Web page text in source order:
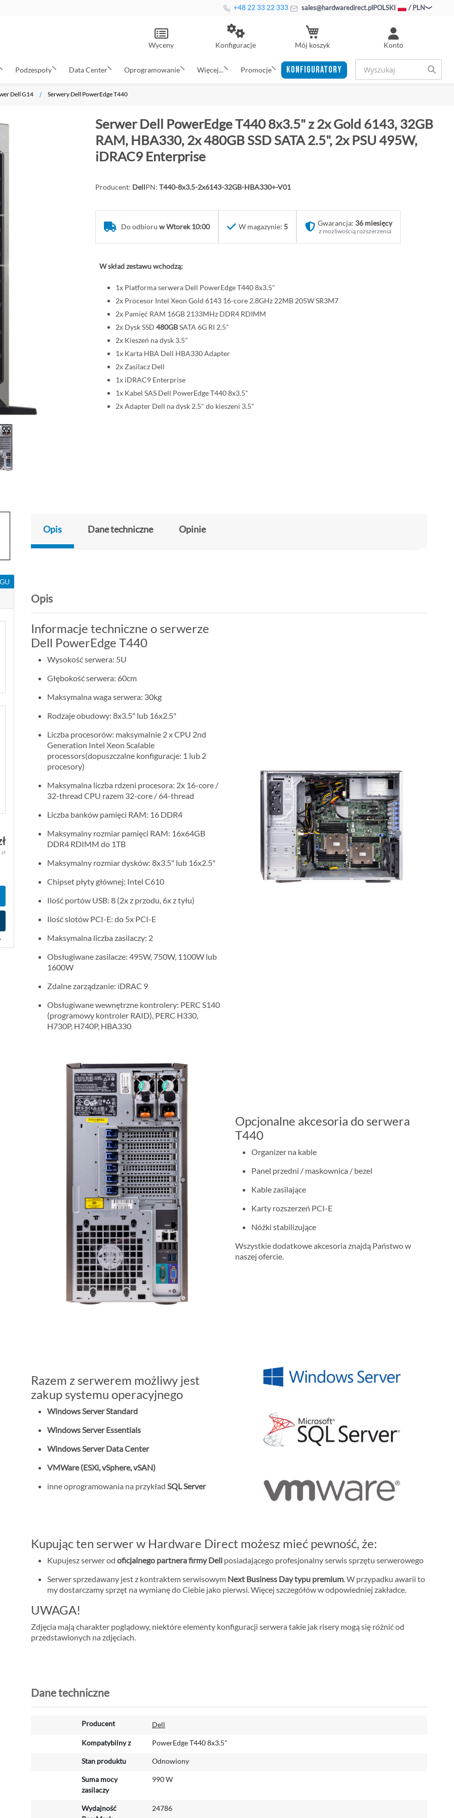
+48 22 33 22 333 sales@hardwaredirect.plPOLSKI / PLN
Konto
Konfiguracje Mój koszyk
Wyceny
Podzespoły Data Center Oprogramowanie Więcej... Promocje KONFIGURATORY
Dell G14 Serwery Dell PowerEdge T440
Serwer Dell PowerEdge T440 8x3.5" z 2x Gold 6143, 32GB
RAM, HBA330, 2x 480GB SSD SATA 2.5", 2x PSU 495W,
iDRAC9 Enterprise
Producent: DellPN: T440-8x3.5-2x6143-32GB-HBA330+-V01
Do odbioru w Wtorek 10:00 W magazynie: 5 Gwarancja: 36 miesięcy
z możliwością rozszerzenia
W skład zestawu wchodzą:
1x Platforma serwera Dell PowerEdge T440 8x3.5"
2x Procesor Intel Xeon Gold 6143 16-core 2.8GHz 22MB 205W SR3M7
2x Pamięć RAM 16GB 2133MHz DDR4 RDIMM
2x Dysk SSD 480GBSATA 6G RI 2.5"
2x Kieszeń na dysk 3.5"
1x Karta HBA Dell HBA330 Adapter
2x Zasilacz Dell
1x iDRAC9 Enterprise
1x Kabel SAS Dell PowerEdge T440 8x3.5"
2x Adapter Dell na dysk 2.5" do kieszeni 3.5"
Opis Dane techniczne Opinie
Opis
Informacje techniczne o serwerze
Dell PowerEdge T440
Wysokość serwera: 5U
Głębokość serwera: 60cm
Maksymalna waga serwera: 30kg
Rodzaje obudowy: 8x3.5" lub 16x2.5"
Liczba procesorów: maksymalnie 2 x CPU 2nd
Generation Intel Xeon Scalable
processors(dopuszczalne konfiguracje: 1 lub 2
procesory)
Maksymalna liczba rdzeni procesora: 2x 16-core /
32-thread CPU razem 32-core / 64-thread
Liczba banków pamięci RAM: 16 DDR4
Maksymalny rozmiar pamięci RAM: 16x64GB
DDR4 RDIMM do 1TB
Maksymalny rozmiar dysków: 8x3.5" lub 16x2.5"
Chipset płyty głównej: Intel C610
Ilość portów USB: 8 (2x z przodu, 6x z tyłu)
Ilość slotów PCI-E: do 5x PCI-E
Maksymalna liczba zasilaczy: 2
Obsługiwane zasilacze: 495W, 750W, 1100W lub
1600W
Zdalne zarządzanie: iDRAC 9
Obsługiwane wewnętrzne kontrolery: PERC S140
(programowy kontroler RAID), PERC H330,
H730P, H740P, HBA330
Opcjonalne akcesoria do serwera
T440
Organizer na kable
Panel przedni / maskownica / bezel
Kable zasilające
Karty rozszerzeń PCI-E
Nóżki stabilizujące
Wszystkie dodatkowe akcesoria znajdą Państwo w
naszej ofercie.
Razem z serwerem możliwy jest
zakup systemu operacyjnego
Windows Server Standard
Windows Server Essentials
Windows Server Data Center
VMWare (ESXi, vSphere, vSAN)
inne oprogramowania na przykład SQL Server
Kupując ten serwer w Hardware Direct możesz mieć pewność, że:
Kupujesz serwer od oficjalnego partnera firmy Dell posiadającego profesjonalny serwis sprzętu serwerowego
Serwer sprzedawany jest z kontraktem serwisowym Next Business Day typu premium. W przypadku awarii to
my dostarczamy sprzęt na wymianę do Ciebie jako pierwsi. Więcej szczegółów w odpowiedniej zakładce.
UWAGA!
Zdjęcia mają charakter poglądowy, niektóre elementy konfiguracji serwera takie jak risery mogą się różnić od
przedstawionych na zdjęciach.
Dane techniczne
Producent Dell
Kompatybilny z PowerEdge T440 8x3.5"
Stan produktu Odnowiony
Suma mocy
zasilaczy
990 W
Wydajność
24786